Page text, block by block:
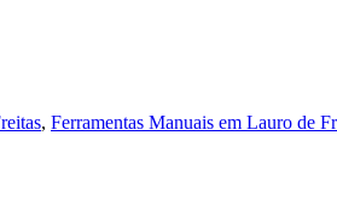
, Ferramentas Manuais em Lauro de